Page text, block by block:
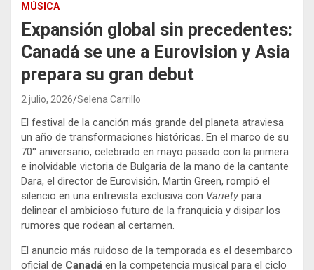
MÚSICA
Expansión global sin precedentes:
Canadá se une a Eurovision y Asia
prepara su gran debut
2 julio, 2026 Selena Carrillo
El festival de la canción más grande del planeta atraviesa
un año de transformaciones históricas. En el marco de su
70° aniversario, celebrado en mayo pasado con la primera
e inolvidable victoria de Bulgaria de la mano de la cantante
Dara, el director de Eurovisión, Martin Green, rompió el
silencio en una entrevista exclusiva con Variety para
delinear el ambicioso futuro de la franquicia y disipar los
rumores que rodean al certamen.
El anuncio más ruidoso de la temporada es el desembarco
oficial de Canadá en la competencia musical para el ciclo